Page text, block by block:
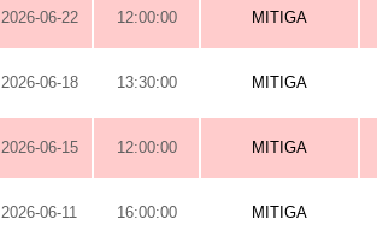
2026-06-22 12:00:00 MITIGA
2026-06-18 13:30:00 MITIGA
2026-06-15 12:00:00 MITIGA
2026-06-11 16:00:00 MITIGA